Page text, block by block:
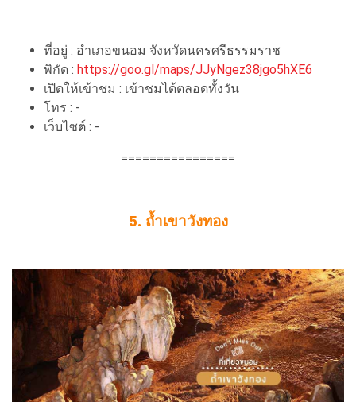
ที่อยู่ : อำเภอขนอม จังหวัดนครศรีธรรมราช
พิกัด : https://goo.gl/maps/JJyNgez38jgo5hXE6
เปิดให้เข้าชม : เข้าชมได้ตลอดทั้งวัน
โทร : -
เว็บไซต์ : -
================
5. ถ้ำเขาวังทอง